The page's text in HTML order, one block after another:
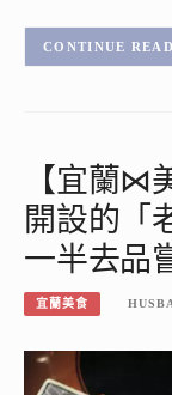
CONTINUE
【宜蘭⋈
開設的「
一半去品
宜蘭美食